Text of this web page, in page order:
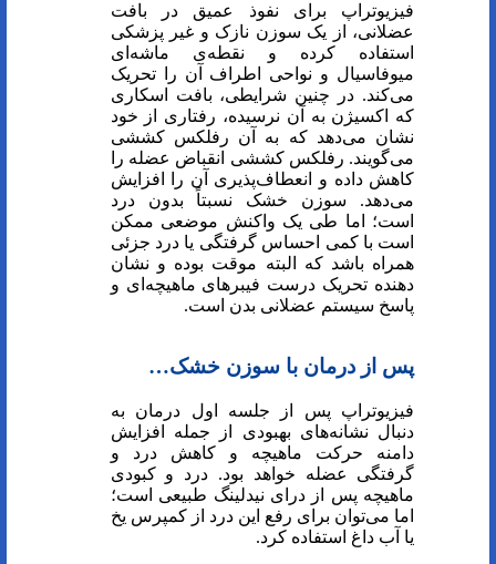
فیزیوتراپ برای نفوذ عمیق در بافت
عضلانی، از یک سوزن نازک و غیر پزشکی
استفاده کرده و نقطه‌ی ماشه‌ای
میوفاسیال و نواحی اطراف آن را تحریک
می‌کند. در چنین شرایطی، بافت اسکاری
که اکسیژن به آن نرسیده، رفتاری از خود
نشان می‌دهد که به آن رفلکس کششی
می‌گویند. رفلکس کششی انقباض عضله را
کاهش داده و انعطاف‌پذیری آن را افزایش
می‌دهد. سوزن خشک نسبتاً بدون درد
است؛ اما طی یک واکنش موضعی ممکن
است با کمی احساس گرفتگی یا درد جزئی
همراه باشد که البته موقت بوده و نشان
دهنده تحریک درست فیبر‌های ماهیچه‌ای و
پاسخ سیستم عضلانی بدن است.
پس از درمان با سوزن خشک…
فیزیوتراپ پس از جلسه اول درمان به
دنبال نشانه‌های بهبودی از جمله افزایش
دامنه حرکت ماهیچه و کاهش درد و
گرفتگی عضله خواهد بود. درد و کبودی
ماهیچه پس از درای نیدلینگ طبیعی است؛
اما می‌توان برای رفع این درد از کمپرس یخ
یا آب داغ استفاده کرد.